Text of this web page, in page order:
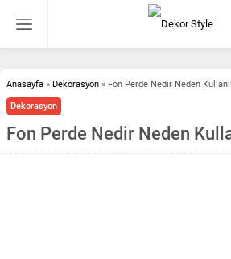
Anasayfa » Dekorasyon » Fon Perde Nedir Neden
Dekorasyon
Fon Perde Nedir Neden